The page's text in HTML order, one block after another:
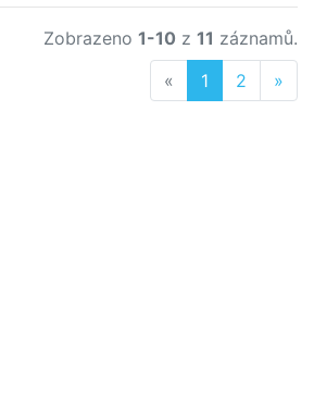
Zobrazeno 1-10 z 11 záznamů.
« Previous
1 2 »